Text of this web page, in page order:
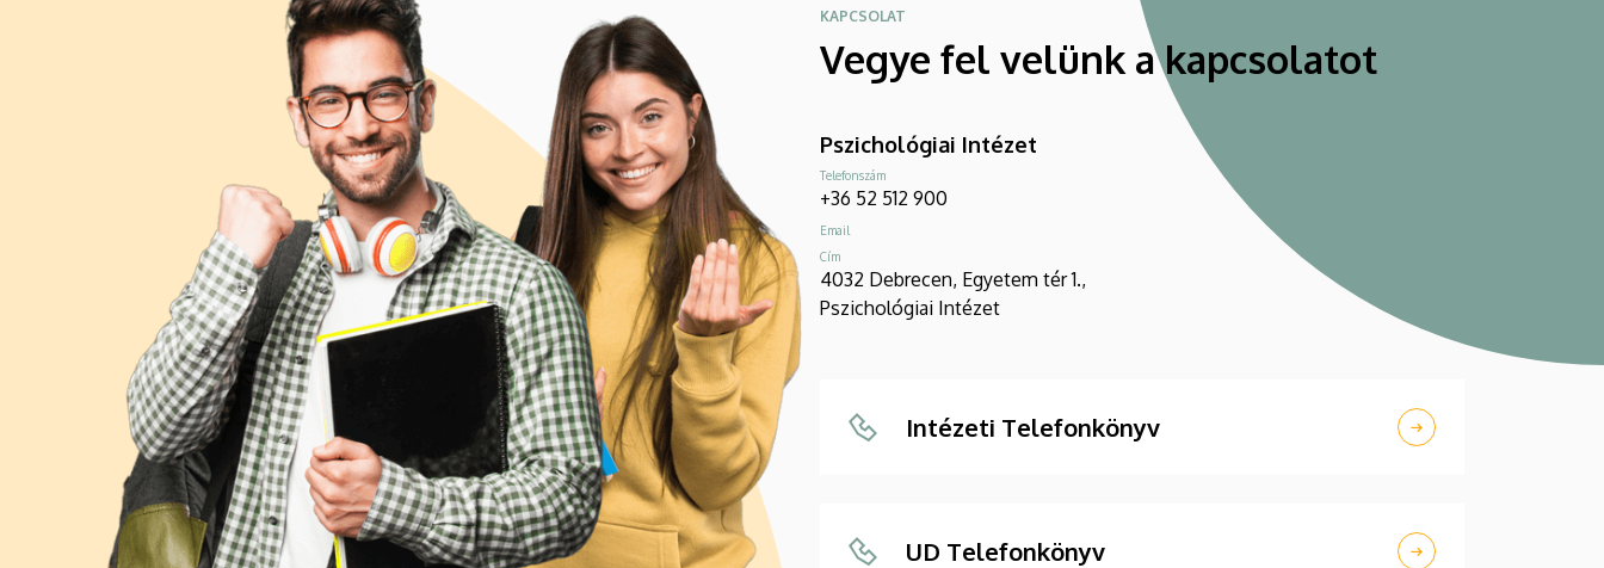
KAPCSOLAT
Vegye fel velünk a kapcsolatot
Pszichológiai Intézet
Telefonszám
+36 52 512 900
Email
Cím
4032 Debrecen, Egyetem tér 1.,
Pszichológiai Intézet
Intézeti Telefonkönyv
UD Telefonkönyv